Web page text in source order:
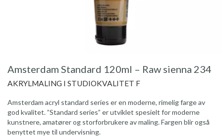
Amsterdam Standard 120ml – Raw sienna 234
AKRYLMALING I STUDIOKVALITET F
Amsterdam acryl standard series er en moderne, rimelig farge av
god kvalitet. ”Standard series” er utviklet spesielt for moderne
kunstnere, amatører og storforbrukere av maling. Fargen blir også
benyttet mye til undervisning.